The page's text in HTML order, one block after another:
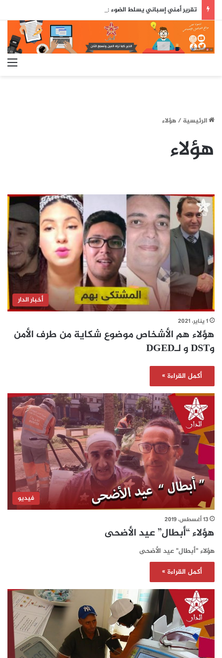
الرئيسية/ هؤلاء
هؤلاء
أخبار الدار
1 يناير، 2021
هؤلاء هم الأشخاص موضوع شكاية من طرف الأمن
وDST و لـDGED
أكمل القراءة »
فيديو
13 أغسطس، 2019
هؤلاء “أبطال” عيد الأضحى
هؤلاء "أبطال" عيد الأضحى
أكمل القراءة »